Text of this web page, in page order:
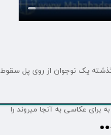
یک نوجوان از روی پل سقوط
برای عکاسی به آنجا میروند را